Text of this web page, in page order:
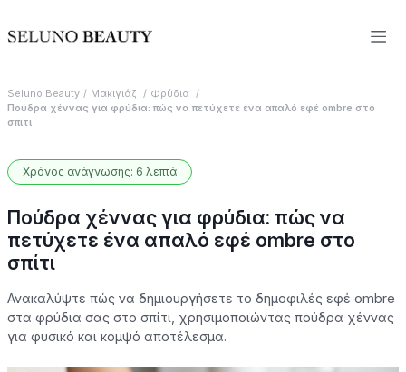
Seluno Beauty Μακιγιάζ
Φρύδια
Πούδρα χέννας για φρύδια: πώς να πετύχετε ένα απαλό εφέ ombre στο
σπίτι
Χρόνος ανάγνωσης: 6 λεπτά
Πούδρα χέννας για φρύδια: πώς να
πετύχετε ένα απαλό εφέ ombre στο
σπίτι
Ανακαλύψτε πώς να δημιουργήσετε το δημοφιλές εφέ ombre
στα φρύδια σας στο σπίτι, χρησιμοποιώντας πούδρα χέννας
για φυσικό και κομψό αποτέλεσμα.